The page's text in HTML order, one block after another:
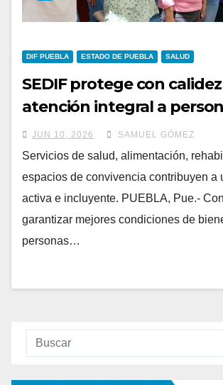
DIF PUEBLA ESTADO DE PUEBLA SALUD
SEDIF protege con
atención integral a
adultas mayores
JUN 10, 2026 SAMUEL GÓMEZ
Servicios de salud, alimentación,
espacios de convivencia contribuyen a
activa e incluyente. PUEBLA, Pue.-
garantizar mejores condiciones de
personas…